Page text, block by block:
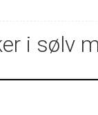
i sølv